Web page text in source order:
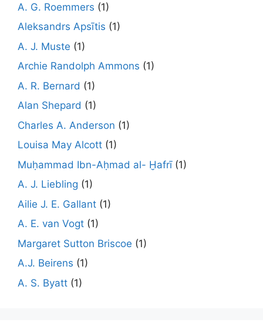
A. G. Roemmers (1)
Aleksandrs Apsītis (1)
A. J. Muste (1)
Archie Randolph Ammons (1)
A. R. Bernard (1)
Alan Shepard (1)
Charles A. Anderson (1)
Louisa May Alcott (1)
Muḥammad Ibn-Aḥmad al- Ḫafrī(1)
A. J. Liebling (1)
Ailie J. E. Gallant (1)
A. E. van Vogt (1)
Margaret Sutton Briscoe (1)
A.J. Beirens (1)
A. S. Byatt (1)